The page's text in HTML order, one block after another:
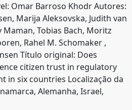
Omar Barroso Khodr Autores:
Marija Aleksovska, Judith van
Maman, Tobias Bach, Moritz
Rahel M. Schomaker ,
Título original: Does
citizen trust in regulatory
in six countries Localização da
Alemanha, Israel,